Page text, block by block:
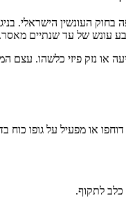
העונשין הישראלי.
או נזק פיזי כלשהו.
לתקוף.